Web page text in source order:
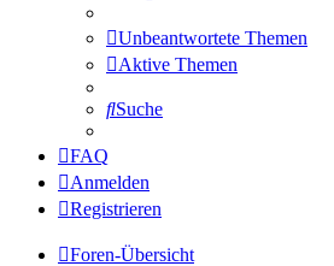
Unbeantwortete Themen
Aktive Themen
Suche
FAQ
Anmelden
Registrieren
Foren-Übersicht